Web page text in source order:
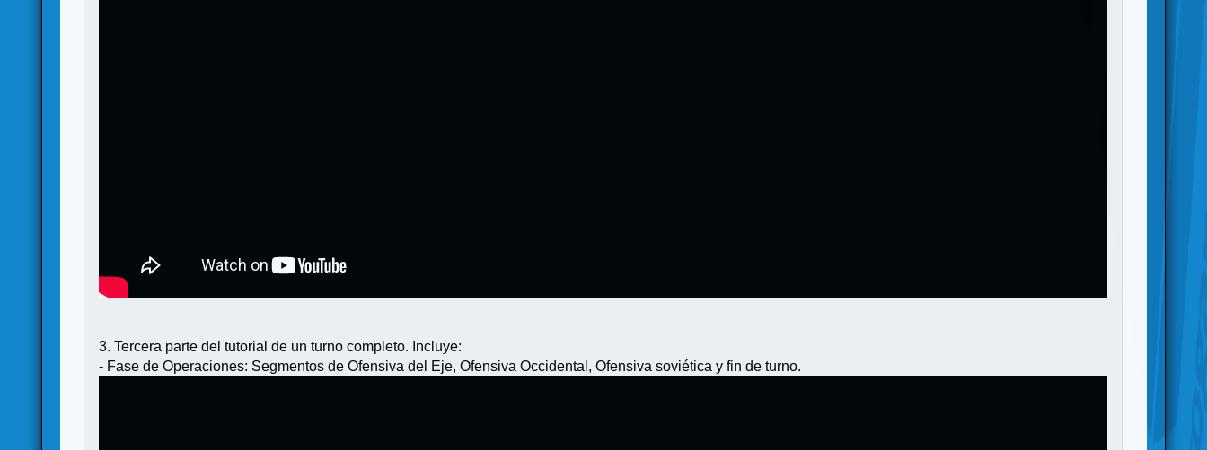
3. Tercera parte del tutorial de un turno completo. Incluye:
- Fase de Operaciones: Segmentos de Ofensiva del Eje, Ofensiva Occidental, Ofensiva soviética y fin de turno.